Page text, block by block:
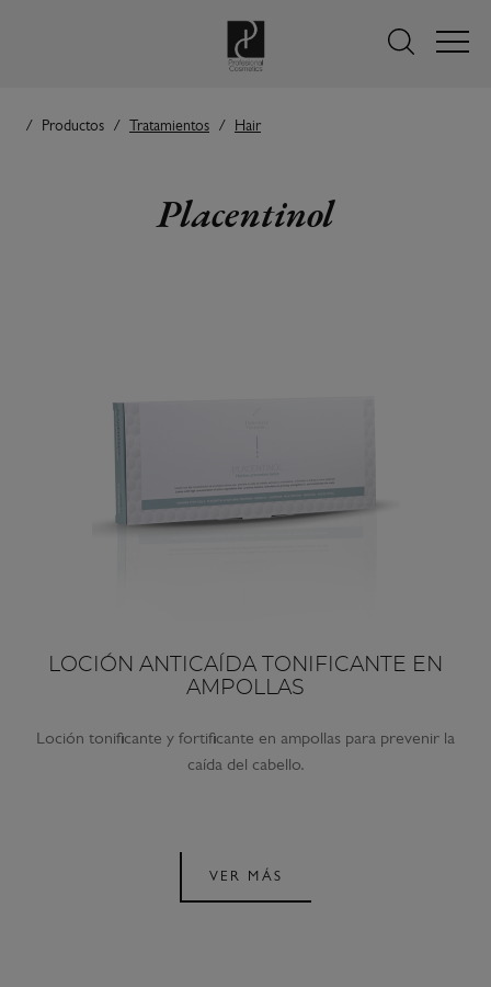
Productos Tratamientos Hair
Placentinol
LOCIÓN ANTICAÍDA TONIFICANTE EN
AMPOLLAS
Loción tonificante y fortificante en ampollas para prevenir la
caída del cabello.
VER MÁS